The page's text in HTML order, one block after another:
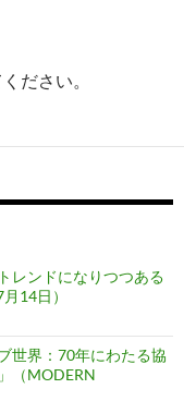
ださい。
レンドになりつつある
14日）
世界：70年にわたる協
（MODERN